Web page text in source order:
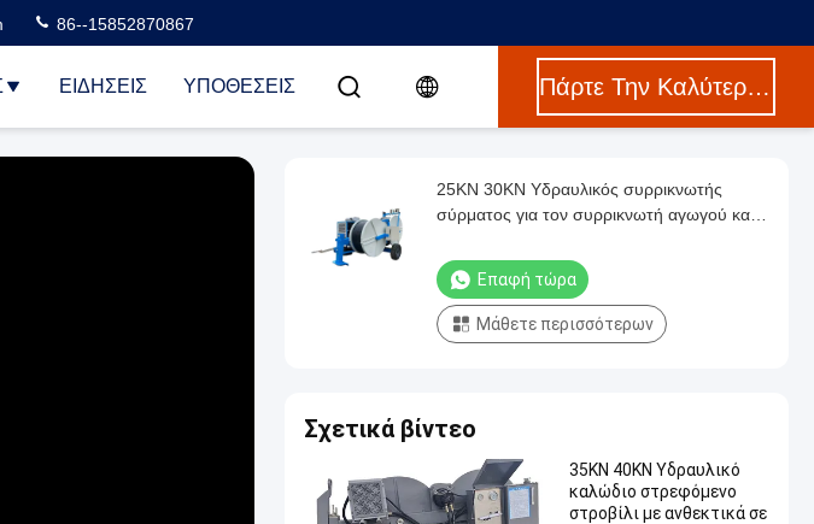
86--15852870867
ΕΙΔΉΣΕΙΣ ΥΠΟΘΈΣΕΙΣ Πάρτε Την Καλύτερη Τιμή
25KN 30KN Υδραυλικός συρρικνωτής
σύρματος για τον συρρικνωτή αγωγού και
Επαφή τώρα
Μάθετε περισσότερων
Σχετικά βίντεο
35KN 40KN Υδραυλικό
καλώδιο στρεφόμενο
στροβίλι με ανθεκτικά σε